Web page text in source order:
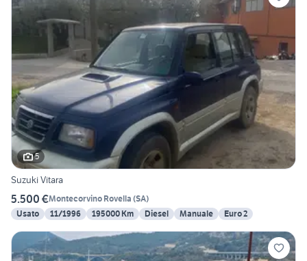
5
Suzuki Vitara
5.500 €Montecorvino Rovella (SA)
Usato
11/1996 195000 Km Diesel Manuale Euro 2